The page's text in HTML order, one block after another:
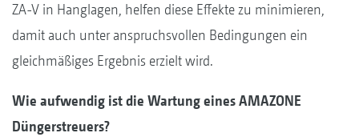
ZA-V in Hanglagen, helfen diese Effekte zu minimieren,
damit auch unter anspruchsvollen Bedingungen ein
gleichmäßiges Ergebnis erzielt wird.
Wie aufwendig ist die Wartung eines AMAZONE
Düngerstreuers?